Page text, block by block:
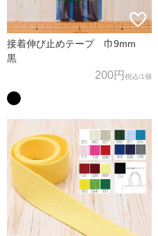
接着伸び止めテープ 巾9mm
黒
200円 税込/1個